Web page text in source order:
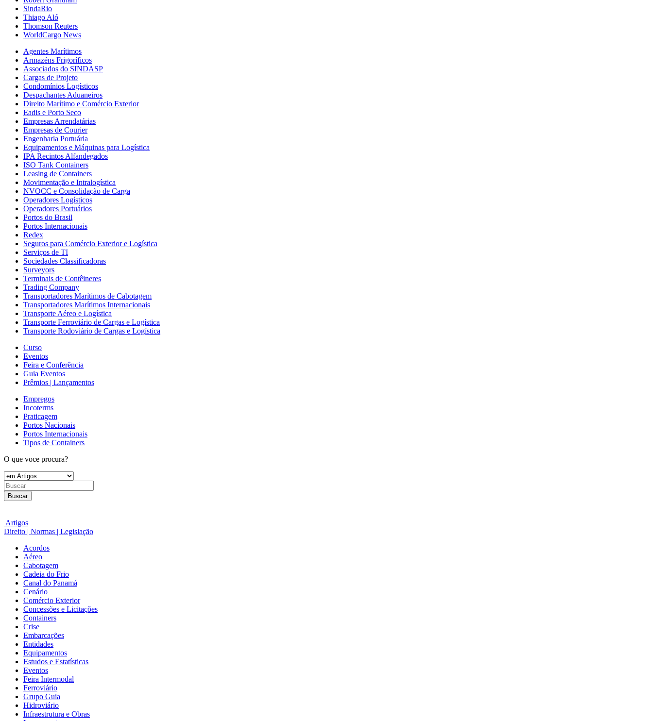
SindaRio
Thiago Aló
Thomson Reuters
WorldCargo News
Agentes Marítimos
Armazéns Frigoríficos
Associados do SINDASP
Cargas de Projeto
Condomínios Logísticos
Despachantes Aduaneiros
Direito Marítimo e Comércio Exterior
Eadis e Porto Seco
Empresas Arrendatárias
Empresas de Courier
Engenharia Portuária
Equipamentos e Máquinas para Logística
IPA Recintos Alfandegados
ISO Tank Containers
Leasing de Containers
Movimentação e Intralogística
NVOCC e Consolidação de Carga
Operadores Logísticos
Operadores Portuários
Portos do Brasil
Portos Internacionais
Redex
Seguros para Comércio Exterior e Logística
Serviços de TI
Sociedades Classificadoras
Surveyors
Terminais de Contêineres
Trading Company
Transportadores Marítimos de Cabotagem
Transportadores Marítimos Internacionais
Transporte Aéreo e Logística
Transporte Ferroviário de Cargas e Logística
Transporte Rodoviário de Cargas e Logística
Curso
Eventos
Feira e Conferência
Guia Eventos
Prêmios | Lançamentos
Empregos
Incoterms
Praticagem
Portos Nacionais
Portos Internacionais
Tipos de Containers
O que voce procura?
Buscar
Artigos
Direito | Normas | Legislação
Acordos
Aéreo
Cabotagem
Cadeia do Frio
Canal do Panamá
Cenário
Comércio Exterior
Concessões e Licitações
Containers
Crise
Embarcações
Entidades
Equipamentos
Estudos e Estatísticas
Eventos
Feira Intermodal
Ferroviário
Grupo Guia
Hidroviário
Infraestrutura e Obras